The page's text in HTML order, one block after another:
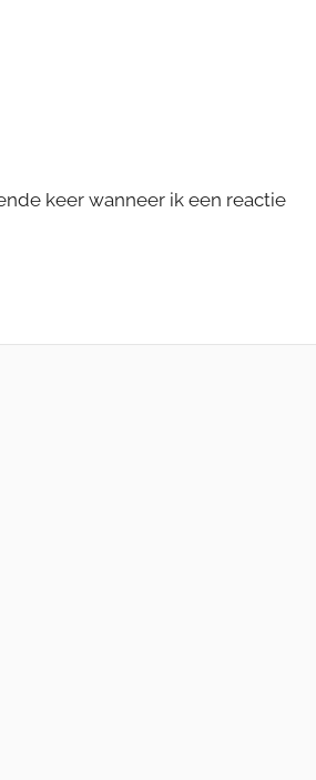
keer wanneer ik een reactie